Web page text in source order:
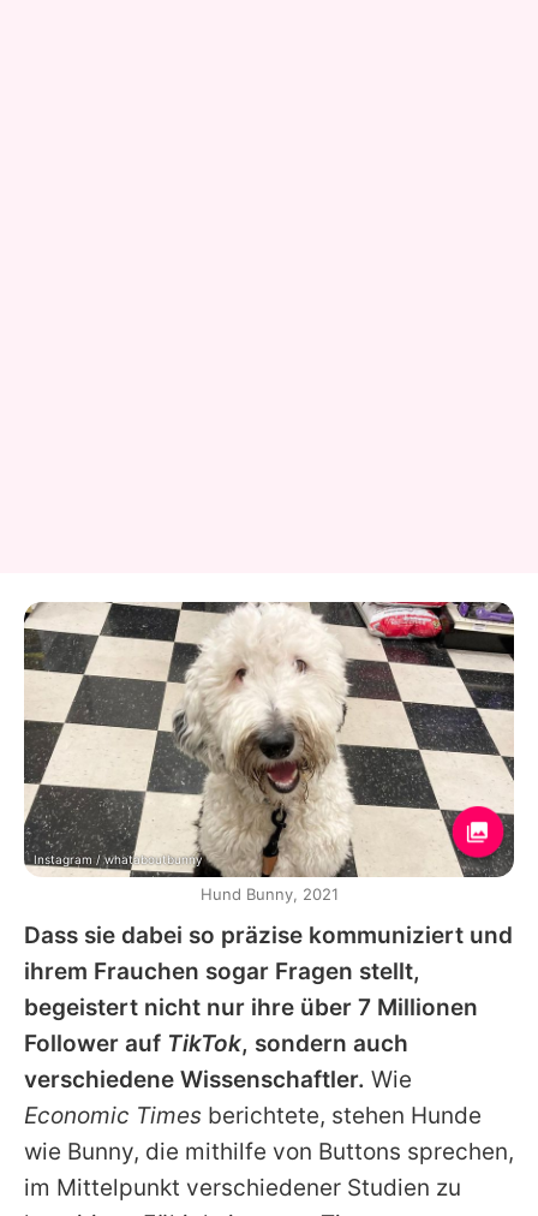
Dass sie dabei so präzise kommuniziert und
ihrem Frauchen sogar Fragen stellt,
begeistert nicht nur ihre über 7 Millionen
Follower auf TikTok, sondern auch
verschiedene Wissenschaftler. Wie
Economic Times berichtete, stehen Hunde
wie Bunny, die mithilfe von Buttons sprechen,
im Mittelpunkt verschiedener Studien zu
Instagram / whataboutbunny
Hund Bunny, 2021